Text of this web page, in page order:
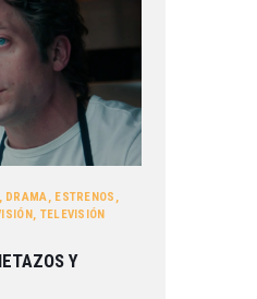
, DRAMA, ESTRENOS ,
, TELEVISIÓN
Y